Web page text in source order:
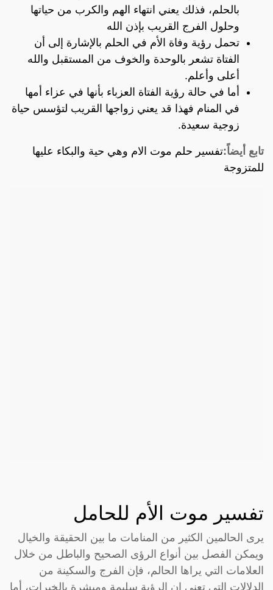
بالحلم، فذلك يعني انتهاء الهم والكرب من حياتها
وحلول الفرج القريب بإذن الله
تحمل رؤية وفاة الأم في الحلم بالإشارة إلى أن
الفتاة تشعر بالوحدة والخوف من المستقبل والله
أعلى وأعلم.
أما في حالة رؤية الفتاة العزباء بأنها في عزاء أمها
في المنام فهذا قد يعني زواجها القريب لتؤسس حياة
زوجية سعيدة.
تابع أيضاً:تفسير حلم موت الام وهي حية والبكاء عليها
للمتزوجة
تفسير موت الأم للحامل
يرى الحالمين الكثير من المنامات ما بين الحقيقة والخيال
ويمكن الفصل بين أنواع الرؤى الصحيح والباطل من خلال
العلامات التي يراها الحالم، فإن الفرج والسكينة من
الدلالات التي تعني إن الرؤية سليمة ومبشرة بالخيرات، أما